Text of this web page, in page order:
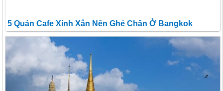
5 Quán Cafe Xinh Xắn Nên Ghé Chân Ở Bangkok